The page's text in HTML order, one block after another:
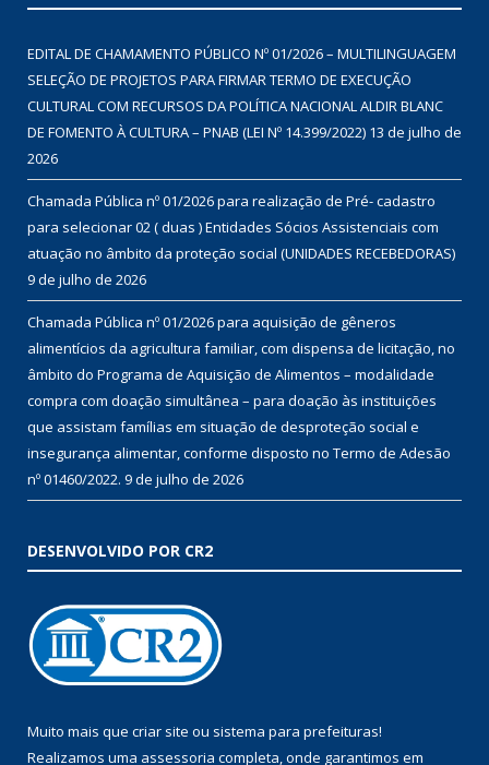
EDITAL DE CHAMAMENTO PÚBLICO Nº 01/2026 – MULTILINGUAGEM
SELEÇÃO DE PROJETOS PARA FIRMAR TERMO DE EXECUÇÃO
CULTURAL COM RECURSOS DA POLÍTICA NACIONAL ALDIR BLANC
DE FOMENTO À CULTURA – PNAB (LEI Nº 14.399/2022) 13 de julho de
2026
Chamada Pública nº 01/2026 para realização de Pré- cadastro
para selecionar 02 ( duas ) Entidades Sócios Assistenciais com
atuação no âmbito da proteção social (UNIDADES RECEBEDORAS)
9 de julho de 2026
Chamada Pública nº 01/2026 para aquisição de gêneros
alimentícios da agricultura familiar, com dispensa de licitação, no
âmbito do Programa de Aquisição de Alimentos – modalidade
compra com doação simultânea – para doação às instituições
que assistam famílias em situação de desproteção social e
insegurança alimentar, conforme disposto no Termo de Adesão
nº 01460/2022. 9 de julho de 2026
DESENVOLVIDO POR CR2
Muito mais que criar site ou sistema para prefeituras!
Realizamos uma assessoria completa, onde garantimos em